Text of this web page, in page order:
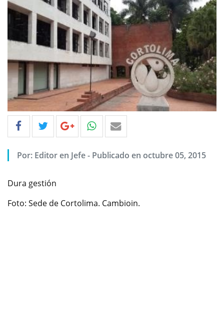
Por: Editor en Jefe - Publicado en octubre 05, 2015
Dura gestión
Foto: Sede de Cortolima. Cambioin.